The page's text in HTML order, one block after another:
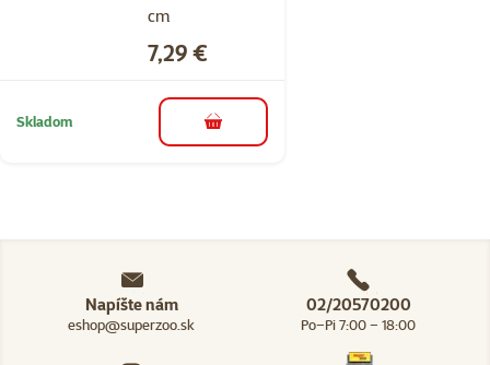
cm
Cena
7,29 €
Skladom do košíka
Napíšte nám
eshop@superzoo.sk
02/20570200
Po–Pi 7:00 – 18:00